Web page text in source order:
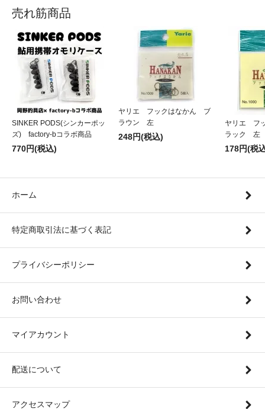
売れ筋商品
SINKER PODS(シンカーポッ
ズ) factory-bコラボ商品
770円(税込)
ヤリエ フックはなかん ブ
ラウン 左
248円(税込)
ヤリエ フ
ラック 左
178円(税
ホーム
特定商取引法に基づく表記
プライバシーポリシー
お問い合わせ
マイアカウント
配送について
アクセスマップ